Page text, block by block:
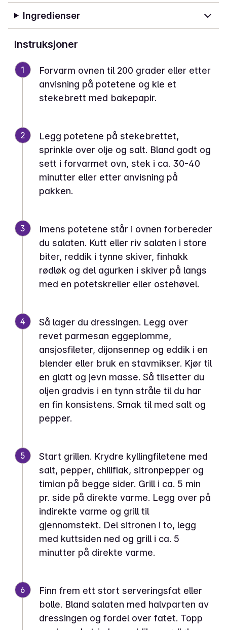
Ingredienser
Instruksjoner
1
Forvarm ovnen til 200 grader eller etter
anvisning på potetene og kle et
stekebrett med bakepapir.
2
Legg potetene på stekebrettet,
sprinkle over olje og salt. Bland godt og
sett i forvarmet ovn, stek i ca. 30-40
minutter eller etter anvisning på
pakken.
3
Imens potetene står i ovnen forbereder
du salaten. Kutt eller riv salaten i store
biter, reddik i tynne skiver, finhakk
rødløk og del agurken i skiver på langs
med en potetskreller eller ostehøvel.
4
Så lager du dressingen. Legg over
revet parmesan eggeplomme,
ansjosfileter, dijonsennep og eddik i en
blender eller bruk en stavmikser. Kjør til
en glatt og jevn masse. Så tilsetter du
oljen gradvis i en tynn stråle til du har
en fin konsistens. Smak til med salt og
pepper.
5
Start grillen. Krydre kyllingfiletene med
salt, pepper, chiliflak, sitronpepper og
timian på begge sider. Grill i ca. 5 min
pr. side på direkte varme. Legg over på
indirekte varme og grill til
gjennomstekt. Del sitronen i to, legg
med kuttsiden ned og grill i ca. 5
minutter på direkte varme.
6
Finn frem ett stort serveringsfat eller
bolle. Bland salaten med halvparten av
dressingen og fordel over fatet. Topp